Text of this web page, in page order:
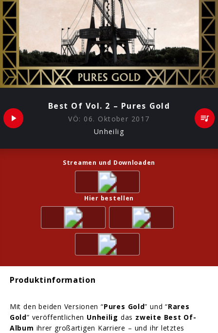
Best Of Vol. 2 – Pures Gold
VÖ: 06. Oktober 2017
Unheilig
Streamen und Downloaden
Hier bestellen
Produktinformation
Mit den beiden Versionen “Pures Gold” und “Rares
Gold” veröffentlichen Unheilig das zweite Best Of-
Album ihrer großartigen Karriere – und ihr letztes